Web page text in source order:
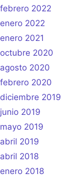
febrero 2022
enero 2022
enero 2021
octubre 2020
agosto 2020
febrero 2020
diciembre 2019
junio 2019
mayo 2019
abril 2019
abril 2018
enero 2018